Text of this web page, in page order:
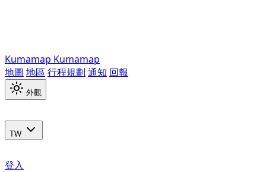
Kumamap Kumamap
地圖 地區 行程規劃 通知 回報
外觀
TW
登入